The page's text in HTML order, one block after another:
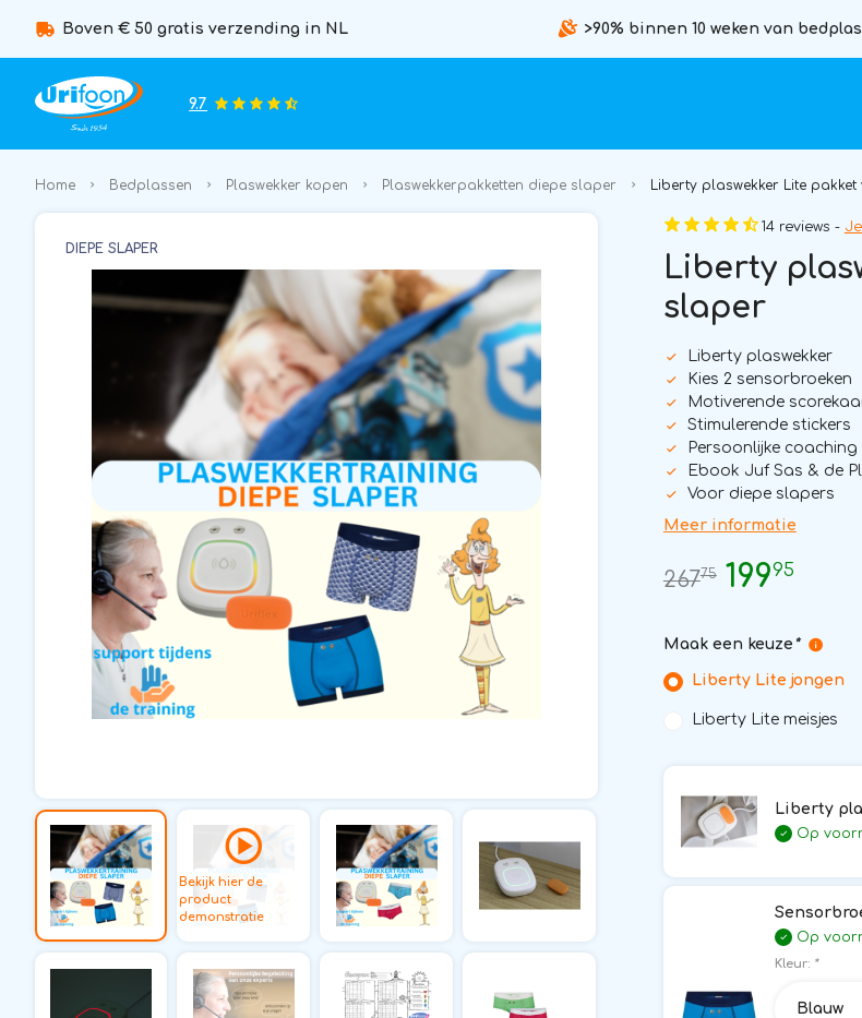
Boven € 50 gratis verzending in NL >90% binnen 10 weken van
9.7
Home Bedplassen Plaswekker kopen Plaswekkerpakketten diepe slaper Liberty plaswekker Lite
DIEPE SLAPER
Bekijk hier de
product
demonstratie
14 reviews -
Liberty
slaper
Liberty plaswekker
Kies 2 sensorbroeken
Motiverende
Stimulerende stickers
Persoonlijke coaching
Ebook Juf Sas & de
Voor diepe slapers
Meer informatie
26775 19995
Maak een keuze *
Liberty Lite jongen
Liberty Lite meisjes
Liberty
Op
Op
Kleur: *
Blauw